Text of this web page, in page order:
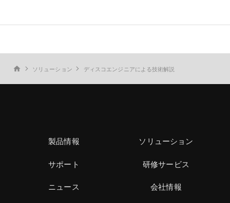
home ソリューション ディスコエンジニアによる技術解説
製品情報 ソリューション
サポート 研修サービス
ニュース 会社情報